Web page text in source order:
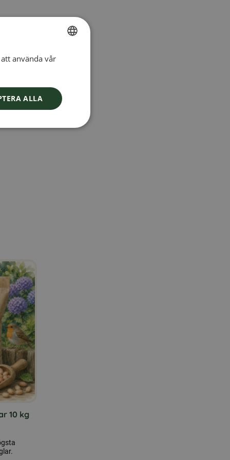
10 kg
SWEDISH
NORWEGIAN
använda vår
ALLA